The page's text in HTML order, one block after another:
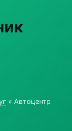
» Автоцентр